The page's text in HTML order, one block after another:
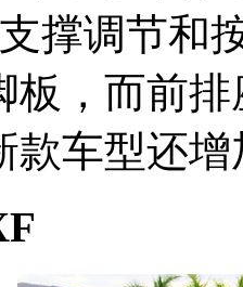
撑调节和
板，而前
款车型还